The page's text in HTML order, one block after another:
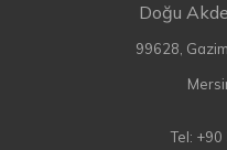
Doğu
99628,
Tel: